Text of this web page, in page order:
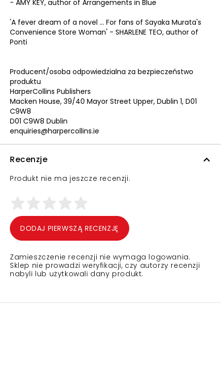
- AMY KEY, author of Arrangements in Blue
'A fever dream of a novel … For fans of Sayaka Murata's
Convenience Store Woman' - SHARLENE TEO, author of
Ponti
Producent/osoba odpowiedzialna za bezpieczeństwo
produktu
HarperCollins Publishers
Macken House, 39/40 Mayor Street Upper, Dublin 1, D01
C9W8
D01 C9W8 Dublin
enquiries@harpercollins.ie
Recenzje
Produkt nie ma jeszcze recenzji.
DODAJ PIERWSZĄ RECENZJĘ
Zamieszczenie recenzji nie wymaga logowania.
Sklep nie prowadzi weryfikacji, czy autorzy recenzji
nabyli lub użytkowali dany produkt.